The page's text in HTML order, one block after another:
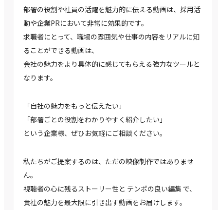
部署の役割や社員の活躍を魅力的に伝える動画は、採用活
動や企業PRにおいて非常に効果的です。
求職者にとって、職場の雰囲気や仕事の内容をリアルに知
ることができる動画は、
会社の魅力をより具体的に感じてもらえる強力なツールと
なります。
「自社の魅力をもっと伝えたい」
「部署ごとの役割をわかりやすく紹介したい」
という企業様、ぜひお気軽にご相談ください。
私たちがご提案するのは、ただの映像制作ではありませ
ん。
視聴者の心に残るストーリー性と テンポの良い編集 で、
貴社の魅力を最大限に引き出す動画をお届けします。